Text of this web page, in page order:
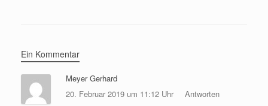
Ein Kommentar
Meyer Gerhard
20. Februar 2019 um 11:12 Uhr
Antworten